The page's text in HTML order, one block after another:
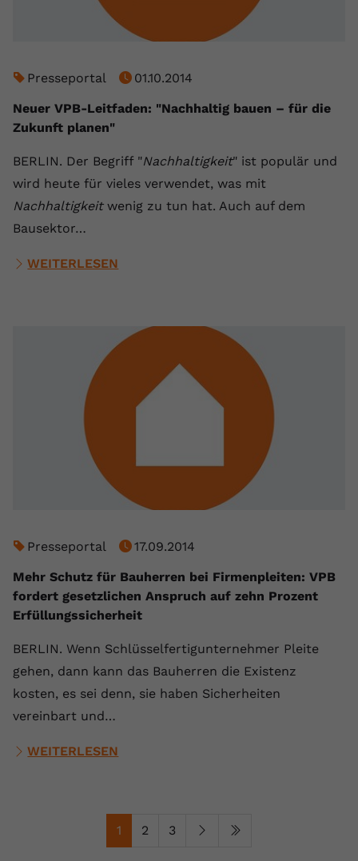
Presseportal
01.10.2014
Neuer VPB-Leitfaden: "Nachhaltig bauen – für die
Zukunft planen"
BERLIN. Der Begriff "Nachhaltigkeit" ist populär und
wird heute für vieles verwendet, was mit
Nachhaltigkeitwenig zu tun hat. Auch auf dem
Bausektor…
WEITERLESEN
Presseportal
17.09.2014
Mehr Schutz für Bauherren bei Firmenpleiten: VPB
fordert gesetzlichen Anspruch auf zehn Prozent
Erfüllungssicherheit
BERLIN. Wenn Schlüsselfertigunternehmer Pleite
gehen, dann kann das Bauherren die Existenz
kosten, es sei denn, sie haben Sicherheiten
vereinbart und…
WEITERLESEN
1 2 3